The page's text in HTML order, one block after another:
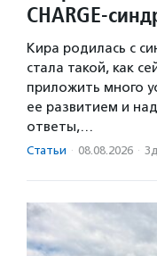
CHARGE-
Кира родилась с
стала такой, как
приложить много
ее развитием и
ответы,…
Статьи · 08.08.2026 ·